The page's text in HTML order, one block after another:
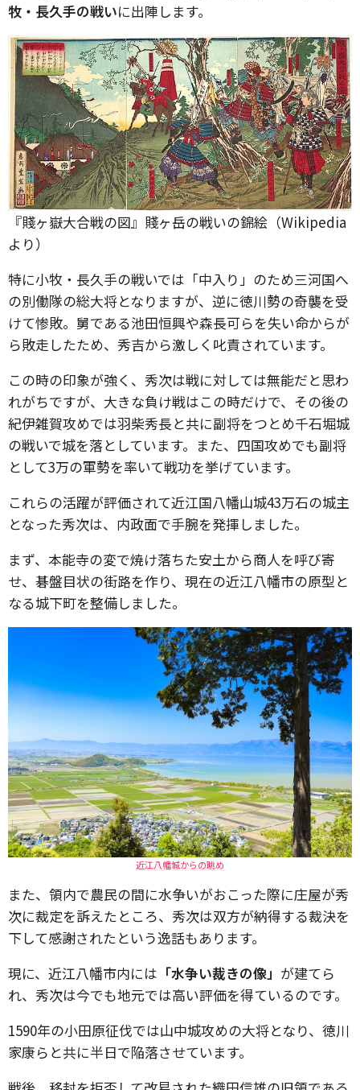
牧・長久手の戦いに出陣します。
『賤ヶ嶽大合戦の図』賤ヶ岳の戦いの錦絵（Wikipedia
より）
特に小牧・長久手の戦いでは「中入り」のため三河国へ
の別働隊の総大将となりますが、逆に徳川勢の奇襲を受
けて惨敗。舅である池田恒興や森長可らを失い命からが
ら敗走したため、秀吉から激しく叱責されています。
この時の印象が強く、秀次は戦に対しては無能だと思わ
れがちですが、大きな負け戦はこの時だけで、その後の
紀伊雑賀攻めでは羽柴秀長と共に副将をつとめ千石堀城
の戦いで城を落としています。また、四国攻めでも副将
として3万の軍勢を率いて戦功を挙げています。
これらの活躍が評価されて近江国八幡山城43万石の城主
となった秀次は、内政面で手腕を発揮しました。
まず、本能寺の変で焼け落ちた安土から商人を呼び寄
せ、碁盤目状の街路を作り、現在の近江八幡市の原型と
なる城下町を整備しました。
近江八幡城からの眺め
また、領内で農民の間に水争いがおこった際に庄屋が秀
次に裁定を訴えたところ、秀次は双方が納得する裁決を
下して感謝されたという逸話もあります。
現に、近江八幡市内には 「水争い裁きの像」 が建てら
れ、秀次は今でも地元では高い評価を得ているのです。
1590年の小田原征伐では山中城攻めの大将となり、徳川
家康らと共に半日で陥落させています。